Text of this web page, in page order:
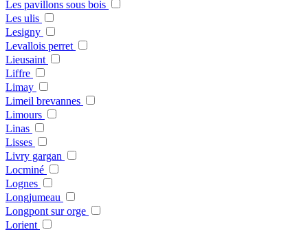
Les pavillons sous bois
Les ulis
Lesigny
Levallois perret
Lieusaint
Liffre
Limay
Limeil brevannes
Limours
Linas
Lisses
Livry gargan
Locminé
Lognes
Longjumeau
Longpont sur orge
Lorient